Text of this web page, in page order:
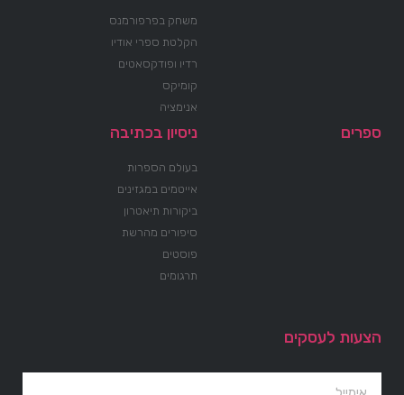
משחק בפרפורמנס
הקלטת ספרי אודיו
רדיו ופודקסאטים
קומיקס
אנימציה
ספרים ניסיון בכתיבה
בעולם הספרות
אייטמים במגזינים
ביקורות תיאטרון
סיפורים מהרשת
פוסטים
תרגומים
הצעות לעסקים